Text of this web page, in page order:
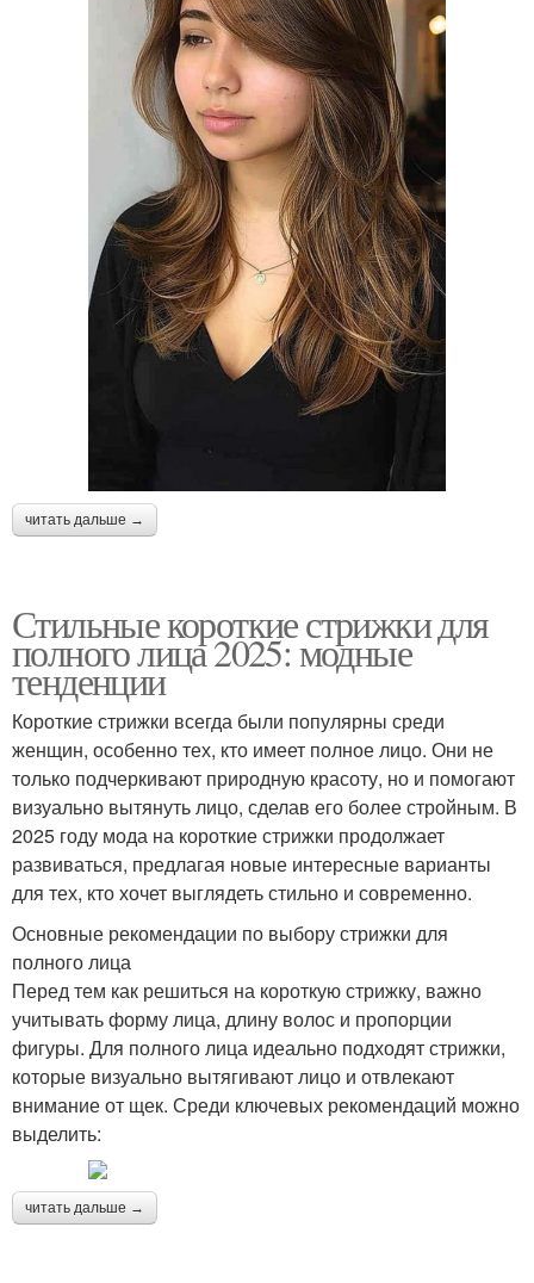
читать дальше →
Стильные короткие стрижки для
полного лица 2025: модные
тенденции
Короткие стрижки всегда были популярны среди
женщин, особенно тех, кто имеет полное лицо. Они не
только подчеркивают природную красоту, но и помогают
визуально вытянуть лицо, сделав его более стройным. В
2025 году мода на короткие стрижки продолжает
развиваться, предлагая новые интересные варианты
для тех, кто хочет выглядеть стильно и современно.
Основные рекомендации по выбору стрижки для
полного лица
Перед тем как решиться на короткую стрижку, важно
учитывать форму лица, длину волос и пропорции
фигуры. Для полного лица идеально подходят стрижки,
которые визуально вытягивают лицо и отвлекают
внимание от щек. Среди ключевых рекомендаций можно
выделить:
читать дальше →